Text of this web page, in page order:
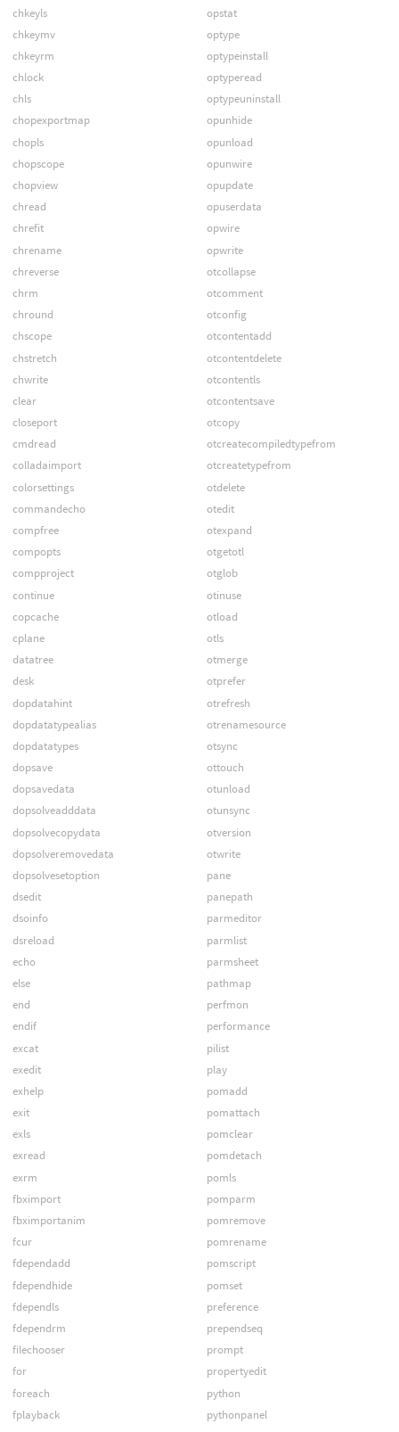
chkeyls
chkeymv
chkeyrm
chlock
chls
chopexportmap
chopls
chopscope
chopview
chread
chrefit
chrename
chreverse
chrm
chround
chscope
chstretch
chwrite
clear
closeport
cmdread
colladaimport
colorsettings
commandecho
compfree
compopts
compproject
continue
copcache
cplane
datatree
desk
dopdatahint
dopdatatypealias
dopdatatypes
dopsave
dopsavedata
dopsolveadddata
dopsolvecopydata
dopsolveremovedata
dopsolvesetoption
dsedit
dsoinfo
dsreload
echo
else
end
endif
excat
exedit
exhelp
exit
exls
exread
exrm
fbximport
fbximportanim
fcur
fdependadd
fdependhide
fdependls
fdependrm
filechooser
for
foreach
fplayback
opstat
optype
optypeinstall
optyperead
optypeuninstall
opunhide
opunload
opunwire
opupdate
opuserdata
opwire
opwrite
otcollapse
otcomment
otconfig
otcontentadd
otcontentdelete
otcontentls
otcontentsave
otcopy
otcreatecompiledtypefrom
otcreatetypefrom
otdelete
otedit
otexpand
otgetotl
otglob
otinuse
otload
otls
otmerge
otprefer
otrefresh
otrenamesource
otsync
ottouch
otunload
otunsync
otversion
otwrite
pane
panepath
parmeditor
parmlist
parmsheet
pathmap
perfmon
performance
pilist
play
pomadd
pomattach
pomclear
pomdetach
pomls
pomparm
pomremove
pomrename
pomscript
pomset
preference
prependseq
prompt
propertyedit
python
pythonpanel